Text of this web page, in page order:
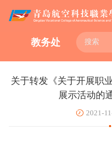
教务处
关于转发《关于开展职
展示活动的
2021-